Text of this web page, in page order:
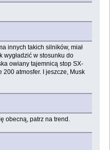
innych takich silników, miał
wygładzić w stosunku do
owiany tajemnicą stop SX-
200 atmosfer. I jeszcze, Musk
obecną, patrz na trend.